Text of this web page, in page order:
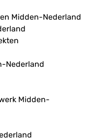
Midden-Nederland
Nederland
Midden-